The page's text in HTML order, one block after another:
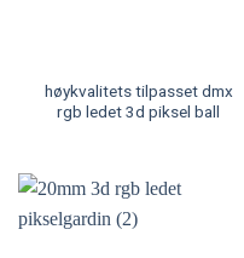
høykvalitets tilpasset dmx
rgb ledet 3d piksel ball